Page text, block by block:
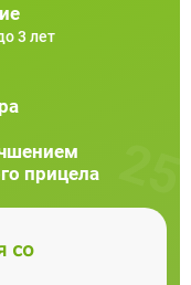
3 лет
прицела
со